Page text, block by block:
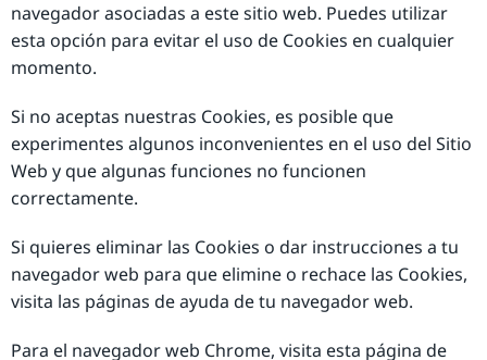
navegador asociadas a este sitio web. Puedes utilizar
esta opción para evitar el uso de Cookies en cualquier
momento.
Si no aceptas nuestras Cookies, es posible que
experimentes algunos inconvenientes en el uso del Sitio
Web y que algunas funciones no funcionen
correctamente.
Si quieres eliminar las Cookies o dar instrucciones a tu
navegador web para que elimine o rechace las Cookies,
visita las páginas de ayuda de tu navegador web.
Para el navegador web Chrome, visita esta página de